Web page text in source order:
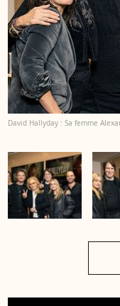
David Hallyday : Sa femme